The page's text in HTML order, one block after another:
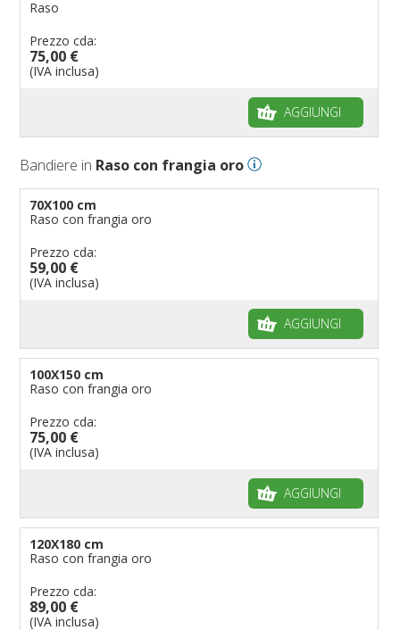
Raso
Prezzo cda:
75,00 €
(IVA inclusa)
AGGIUNGI
Bandiere in Raso con frangia oro
70X100 cm
Raso con frangia oro
Prezzo cda:
59,00 €
(IVA inclusa)
AGGIUNGI
100X150 cm
Raso con frangia oro
Prezzo cda:
75,00 €
(IVA inclusa)
AGGIUNGI
120X180 cm
Raso con frangia oro
Prezzo cda:
89,00 €
(IVA inclusa)